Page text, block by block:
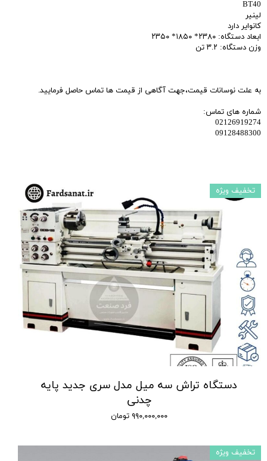
BT40
لینیر
کانوایر دارد
ابعاد دستگاه: ۲۳۸۰* ۱۸۵۰* ۲۳۵۰
وزن دستگاه: ۳.۲ تن
به علت نوسانات قیمت،جهت آگاهی از قیمت ها تماس حاصل فرمایید.
شماره های تماس:
02126919274
09128488300
دستگاه تراش سه میل مدل سری جدید پایه
چدنی
۹۹۰,۰۰۰,۰۰۰ تومان
تخفیف ویژه
تخفیف ویژه